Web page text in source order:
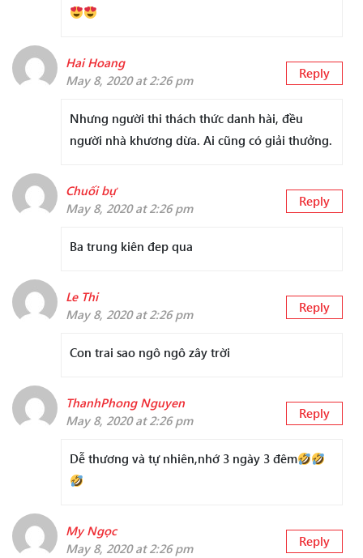
Hai Hoang
May 8, 2020 at 2:26 pm
Reply
Nhưng người thi thách thức danh hài, đều
người nhà khương dừa. Ai cũng có giải thưởng.
Chuối bự
May 8, 2020 at 2:26 pm
Reply
Ba trung kiên đep qua
Le Thi
May 8, 2020 at 2:26 pm
Reply
Con trai sao ngô ngô zây trời
ThanhPhong Nguyen
May 8, 2020 at 2:26 pm
Reply
Dễ thương và tự nhiên,nhớ 3 ngày 3 đêm
My Ngọc
May 8, 2020 at 2:26 pm
Reply